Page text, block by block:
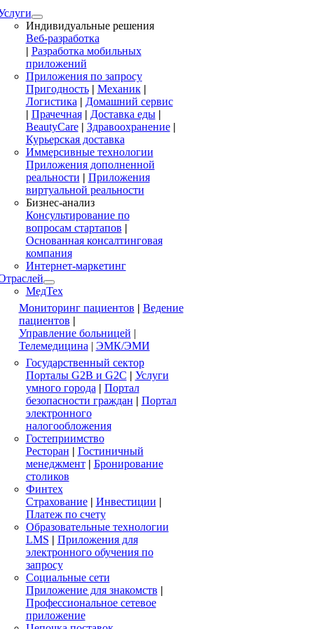
Индивидуальные решения
Веб-разработка
| Разработка мобильных
приложений
Приложения по запросу
Пригодность| Механик|
Логистика| Домашний сервис
| Прачечная | Доставка еды |
BeautyCare | Здравоохранение |
Курьерская доставка
Иммерсивные технологии
Приложения дополненной
реальности | Приложения
виртуальной реальности
Бизнес-анализ
Консультирование по
вопросам стартапов |
Основанная консалтинговая
компания
Интернет-маркетинг
МедТех
Мониторинг пациентов | Ведение
пациентов |
Управление больницей |
Телемедицина| ЭМК/ЭМИ
Государственный сектор
Порталы G2B и G2C | Услуги
умного города| Портал
безопасности граждан | Портал
электронного
налогообложения
Гостеприимство
Ресторан | Гостиничный
менеджмент| Бронирование
столиков
Финтех
Страхование| Инвестиции |
Платеж по счету
Образовательные технологии
LMS | Приложения для
электронного обучения по
запросу
Социальные сети
Приложение для знакомств |
Профессиональное сетевое
приложение